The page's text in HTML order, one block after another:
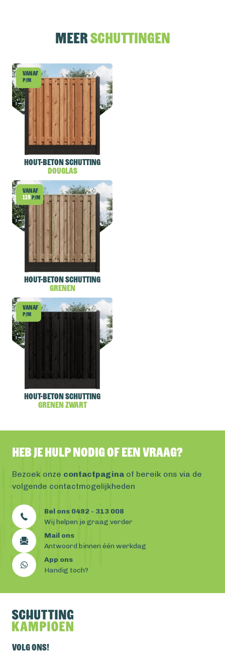
Meerschuttingen
Vanaf
p/m
Hout-beton schutting
Douglas
Vanaf
119 p/m
Hout-beton schutting
Grenen
Vanaf
p/m
Hout-beton schutting
Grenen Zwart
Heb je hulp nodig of een vraag?
Bezoek onze contactpagina of bereik ons via de
volgende contactmogelijkheden
Bel ons 0492 - 313 008
Wij helpen je graag verder
Mail ons
Antwoord binnen één werkdag
App ons
Handig toch?
Volg ons!